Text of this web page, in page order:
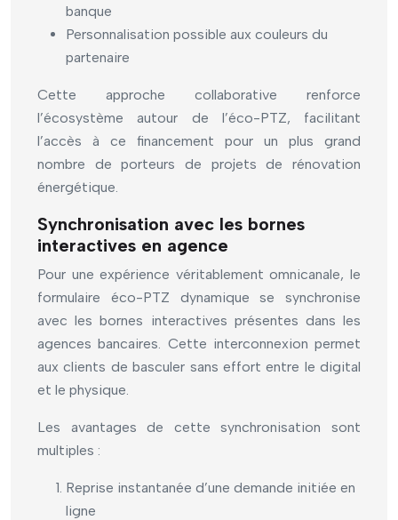
banque
Personnalisation possible aux couleurs du
partenaire
Cette approche collaborative renforce
l’écosystème autour de l’éco-PTZ, facilitant
l’accès à ce financement pour un plus grand
nombre de porteurs de projets de rénovation
énergétique.
Synchronisation avec les bornes
interactives en agence
Pour une expérience véritablement omnicanale, le
formulaire éco-PTZ dynamique se synchronise
avec les bornes interactives présentes dans les
agences bancaires. Cette interconnexion permet
aux clients de basculer sans effort entre le digital
et le physique.
Les avantages de cette synchronisation sont
multiples :
Reprise instantanée d’une demande initiée en
ligne